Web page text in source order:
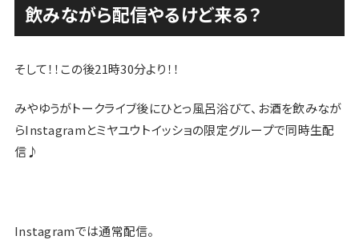
飲みながら配信やるけど来る？
そして！！この後21時30分より！！
みやゆうがトークライブ後にひとっ風呂浴びて、お酒を飲みなが
らInstagramとミヤユウトイッショの限定グループで同時生配
信♪
Instagramでは通常配信。